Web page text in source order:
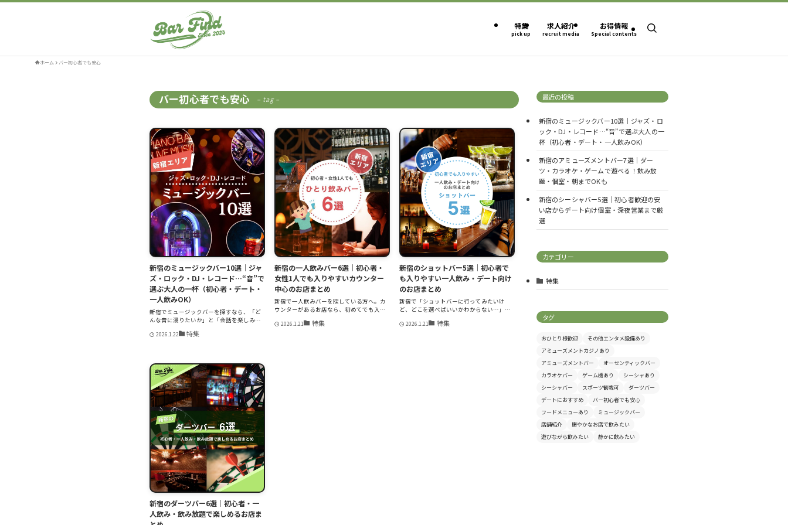
特集
pick up
求人紹介
recruit media
お得情報
Special contents
ホーム バー初心者でも安心
バー初心者でも安心 – tag –
新宿のミュージックバー10選｜ジャ
ズ・ロック・DJ・レコード…“音”で
選ぶ大人の一杯（初心者・デート・
一人飲みOK）
新宿でミュージックバーを探すなら、「ど
んな音に浸りたいか」と「会話を楽しみ
2026.1.22 特集
新宿の一人飲みバー6選｜初心者・
女性1人でも入りやすいカウンター
中心のお店まとめ
新宿で一人飲みバーを探している方へ。カ
ウンターがあるお店なら、初めてでも入
2026.1.21 特集
新宿のショットバー5選｜初心者で
も入りやすい一人飲み・デート向け
のお店まとめ
新宿で「ショットバーに行ってみたいけ
ど、どこを選べばいいかわからない…」と
2026.1.21 特集
新宿のダーツバー6選｜初心者・一
人飲み・飲み放題で楽しめるお店ま
最近の投稿
新宿のミュージックバー10選｜ジャズ・ロ
ック・DJ・レコード…“音”で選ぶ大人の一
杯（初心者・デート・一人飲みOK）
新宿のアミューズメントバー7選｜ダー
ツ・カラオケ・ゲームで遊べる！飲み放
題・個室・朝までOKも
新宿のシーシャバー5選｜初心者歓迎の安
い店からデート向け個室・深夜営業まで厳
選
カテゴリー
特集
タグ
おひとり様歓迎
その他エンタメ設備あり
アミューズメントカジノあり
アミューズメントバー
オーセンティックバー
カラオケバー
ゲーム機あり
シーシャあり
シーシャバー
スポーツ観戦可
ダーツバー
デートにおすすめ
バー初心者でも安心
フードメニューあり
ミュージックバー
店舗紹介
賑やかなお店で飲みたい
遊びながら飲みたい
静かに飲みたい